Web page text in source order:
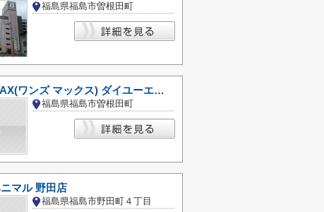
福島県福島市曽根田町
One's MAX(ワンズ マックス) ダイユーエイトMAX 福島店
福島県福島市曽根田町
マル 野田店
福島県福島市野田町４丁目